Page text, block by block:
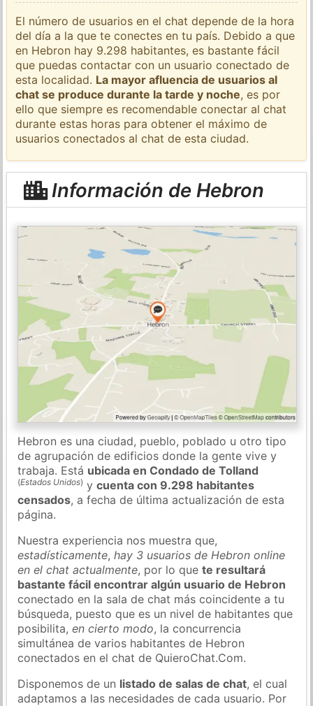
El número de usuarios en el chat depende de la hora
del día a la que te conectes en tu país. Debido a que
en Hebron hay 9.298 habitantes, es bastante fácil
que puedas contactar con un usuario conectado de
esta localidad. La mayor afluencia de usuarios al
chat se produce durante la tarde y noche, es por
ello que siempre es recomendable conectar al chat
durante estas horas para obtener el máximo de
usuarios conectados al chat de esta ciudad.
Información de Hebron
Hebron es una ciudad, pueblo, poblado u otro tipo
de agrupación de edificios donde la gente vive y
trabaja. Está ubicada en Condado de Tolland
(Estados Unidos) ycuenta con 9.298 habitantes
censados, a fecha de última actualización de esta
página.
Nuestra experiencia nos muestra que,
estadísticamente,hay 3 usuarios de Hebron online
en el chat actualmente, por lo quete resultará
bastante fácil encontrar algún usuario de Hebron
conectado en la sala de chat más coincidente a tu
búsqueda, puesto que es un nivel de habitantes que
posibilita,en cierto modo, la concurrencia
simultánea de varios habitantes de Hebron
conectados en el chat de QuieroChat.Com.
Disponemos de un listado de salas de chat, el cual
adaptamos a las necesidades de cada usuario. Por